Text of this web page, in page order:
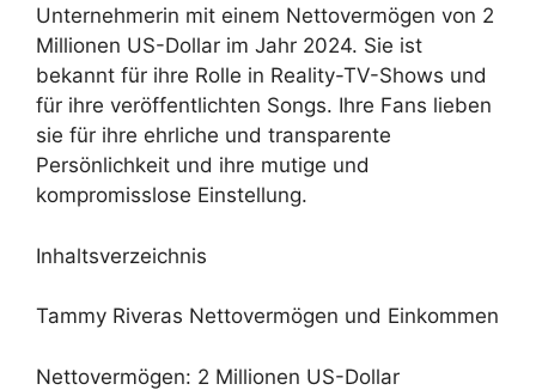
Unternehmerin mit einem Nettovermögen von 2
Millionen US-Dollar im Jahr 2024. Sie ist
bekannt für ihre Rolle in Reality-TV-Shows und
für ihre veröffentlichten Songs. Ihre Fans lieben
sie für ihre ehrliche und transparente
Persönlichkeit und ihre mutige und
kompromisslose Einstellung.
Inhaltsverzeichnis
Tammy Riveras Nettovermögen und Einkommen
Nettovermögen: 2 Millionen US-Dollar